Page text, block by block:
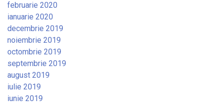
februarie 2020
ianuarie 2020
decembrie 2019
noiembrie 2019
octombrie 2019
septembrie 2019
august 2019
iulie 2019
iunie 2019